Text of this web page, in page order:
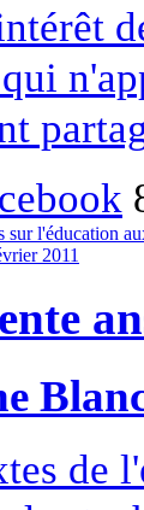
sur l'éducation
2011
de